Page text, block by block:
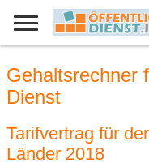
Gehaltsrechner
Dienst
Tarifvertrag für
Länder 2018